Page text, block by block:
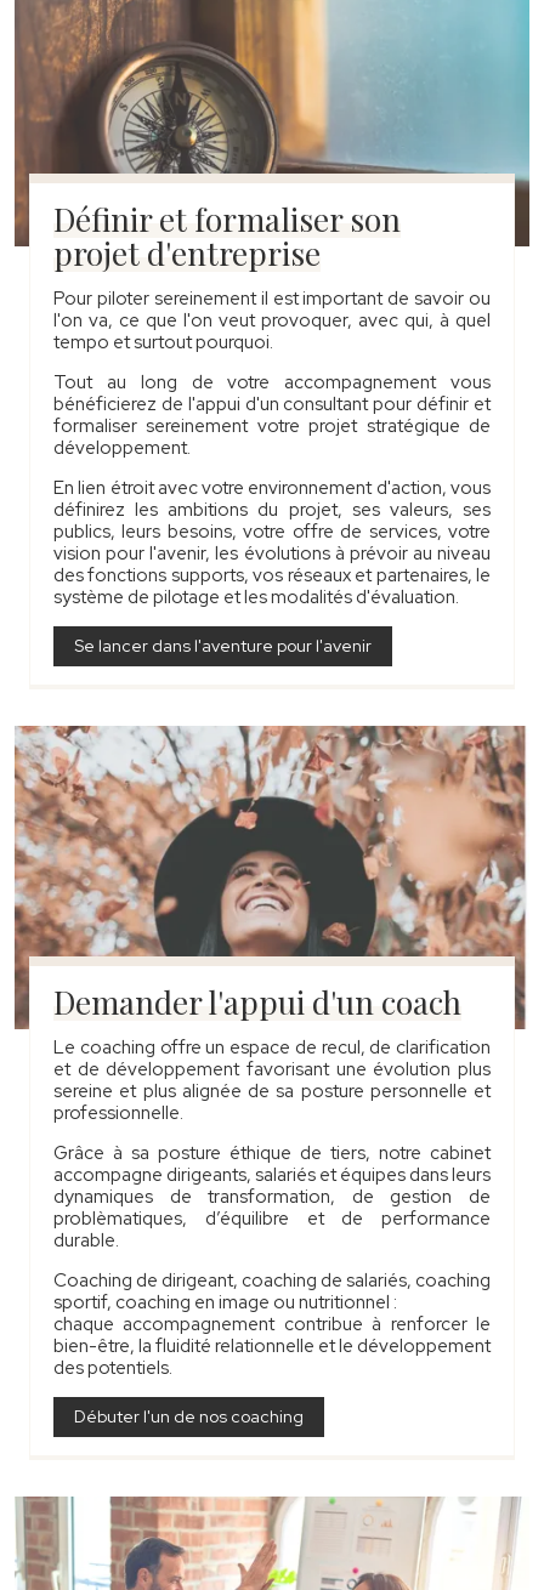
Définir et formaliser son
projet d'entreprise
Pour piloter sereinement il est important de savoir ou
l'on va, ce que l'on veut provoquer, avec qui, à quel
tempo et surtout pourquoi.
Tout au long de votre accompagnement vous
bénéficierez de l'appui d'un consultant pour définir et
formaliser sereinement votre projet stratégique de
développement.
En lien étroit avec votre environnement d'action, vous
définirez les ambitions du projet, ses valeurs, ses
publics, leurs besoins, votre offre de services, votre
vision pour l'avenir, les évolutions à prévoir au niveau
des fonctions supports, vos réseaux et partenaires, le
système de pilotage et les modalités d'évaluation.
Se lancer dans l'aventure pour l'avenir
Demander l'appui d'un coach
Le coaching offre un espace de recul, de clarification
et de développement favorisant une évolution plus
sereine et plus alignée de sa posture personnelle et
professionnelle.
Grâce à sa posture éthique de tiers, notre cabinet
accompagne dirigeants, salariés et équipes dans leurs
dynamiques de transformation, de gestion de
problèmatiques, d’équilibre et de performance
durable.
Coaching de dirigeant, coaching de salariés, coaching
sportif, coaching en image ou nutritionnel :
chaque accompagnement contribue à renforcer le
bien-être, la fluidité relationnelle et le développement
des potentiels.
Débuter l'un de nos coaching